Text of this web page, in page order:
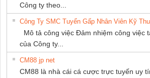
Công ty theo...
Công Ty SMC Tuyển Gấp Nhân Viên Kỹ
Mô tả công việc Đảm nhiệm công việc
của Công ty...
CM88 jp net
CM88 là nhà cái cá cược trực tuyến uy